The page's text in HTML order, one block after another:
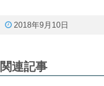
2018年9月10日
関連記事